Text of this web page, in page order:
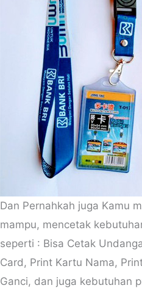
Dan Pernahkah juga Kamu
mampu, mencetak
seperti : Bisa Cetak
Card, Print Kartu Nama,
Ganci, dan juga kebutuhan